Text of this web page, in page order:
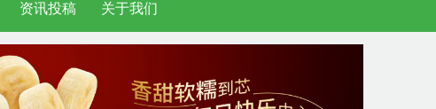
资讯投稿 关于我们